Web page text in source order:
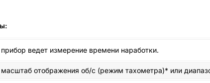
ведет измерение времени наработки.
масштаб отображения об/с (режим тахометра)* или